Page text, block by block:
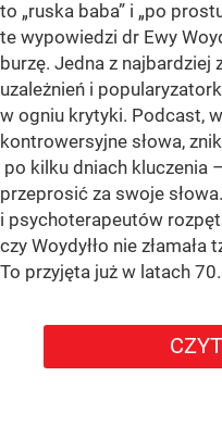
to „ruska baba” i „po
te wypowiedzi dr Ewy
burzę. Jedna z
uzależnień i
w ogniu krytyki. Podcast,
kontrowersyjne słowa,
po kilku dniach kluczenia
przeprosić za swoje
i psychoterapeutów
czy Woydyłło nie złamała
To przyjęta już w latach